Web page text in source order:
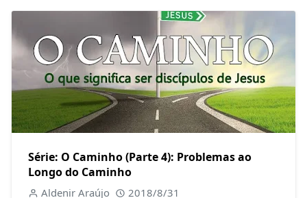
Série: O Caminho (Parte 4): Problemas ao
Longo do Caminho
Aldenir Araújo 2018/8/31